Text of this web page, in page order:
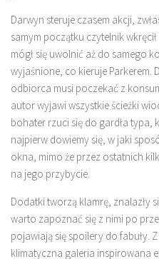
Darwyn steruje czasem akcji,
samym początku czytelnik
mógł się uwolnić aż do samego
wyjaśnione, co kieruje Parkerem.
odbiorca musi poczekać z
autor wyjawi wszystkie ścieżki
bohater rzuci się do gardła typa,
najpierw dowiemy się, w jaki
okna, mimo że przez ostatnich
na jego przybycie.
Dodatki tworzą klamrę, znalazły
warto zapoznać się z nimi po
pojawiają się spoilery do fabuły.
klimatyczna galeria inspirowana